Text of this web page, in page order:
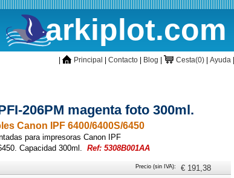
arkiplot.com
inicioPrincipal Contacto Blog CestaCesta(0) Ayuda
206PM magenta foto 300ml.
Canon IPF 6400/6400S/6450
para impresoras Canon IPF
Capacidad 300ml.
Ref: 5308B001AA
Precio (sin IVA): € 191,38